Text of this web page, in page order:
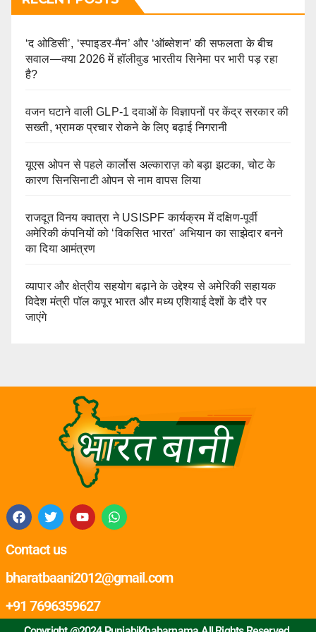
‘द ओडिसी’, ‘स्पाइडर-मैन’ और ‘ऑब्सेशन’ की सफलता के बीच
सवाल—क्या 2026 में हॉलीवुड भारतीय सिनेमा पर भारी पड़ रहा
है?
वजन घटाने वाली GLP-1 दवाओं के विज्ञापनों पर केंद्र सरकार की
सख्ती, भ्रामक प्रचार रोकने के लिए बढ़ाई निगरानी
यूएस ओपन से पहले कार्लोस अल्काराज़ को बड़ा झटका, चोट के
कारण सिनसिनाटी ओपन से नाम वापस लिया
राजदूत विनय क्वात्रा ने USISPF कार्यक्रम में दक्षिण-पूर्वी
अमेरिकी कंपनियों को ‘विकसित भारत’ अभियान का साझेदार बनने
का दिया आमंत्रण
व्यापार और क्षेत्रीय सहयोग बढ़ाने के उद्देश्य से अमेरिकी सहायक
विदेश मंत्री पॉल कपूर भारत और मध्य एशियाई देशों के दौरे पर
जाएंगे
Contact us
bharatbaani2012@gmail.com
+91 7696359627